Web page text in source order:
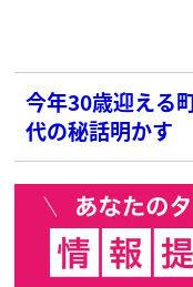
今年30歳迎える
代の秘話明かす